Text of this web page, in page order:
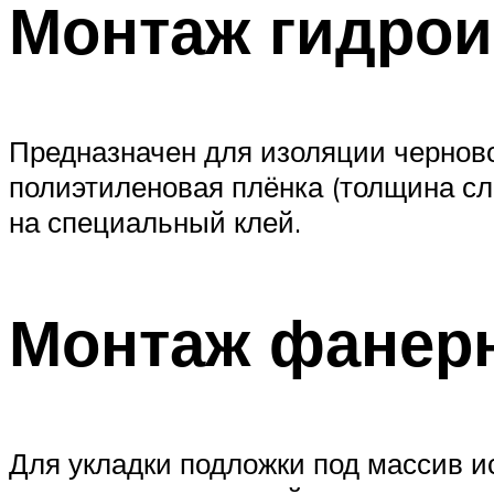
Монтаж
Предназначен для изоляции
полиэтиленовая плёнка (толщина
на специальный клей.
Монтаж
Для укладки подложки под массив